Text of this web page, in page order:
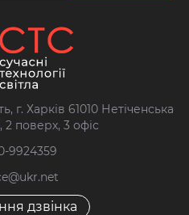
г. Харків 61010 Нетіченська
поверх, 3 офіс
9924359
дзвінка